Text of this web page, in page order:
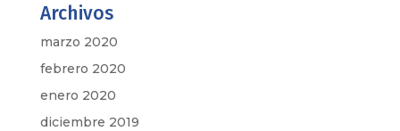
Archivos
marzo 2020
febrero 2020
enero 2020
diciembre 2019